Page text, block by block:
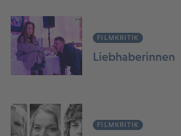
FILMKRITIK
Liebhaberinnen
FILMKRITIK